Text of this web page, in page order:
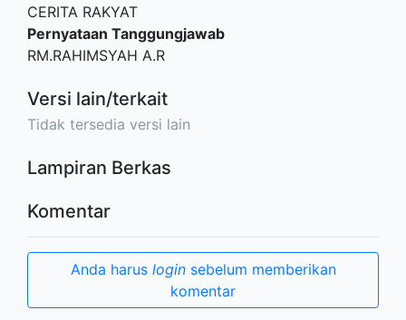
CERITA RAKYAT
Pernyataan Tanggungjawab
RM.RAHIMSYAH A.R
Versi lain/terkait
Tidak tersedia versi lain
Lampiran Berkas
Komentar
Anda harus loginsebelum memberikan
komentar